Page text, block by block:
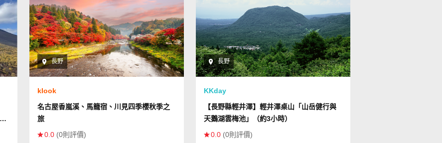
長野
klook
名古屋香嵐溪、馬籠宿、川見四季櫻秋季之
旅
0.0 (0則評價)
長野
KKday
【長野縣輕井澤】輕井澤桌山「山岳健行與
天鵝湖雲梅池」（約3小時）
0.0 (0則評價)